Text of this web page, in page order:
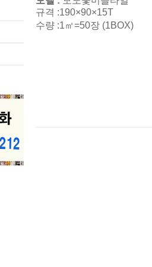
규격 :190×90×15T
수량 :1㎡=50장